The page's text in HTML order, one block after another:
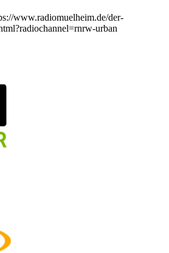
www.radiomuelheim.de/der-
urban